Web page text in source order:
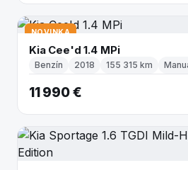
NOVINKA
Kia Cee'd 1.4 MPi
Benzín 2018 155 315 km
11 990 €